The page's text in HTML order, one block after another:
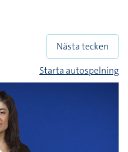
Nästa tecken
Starta autospelning